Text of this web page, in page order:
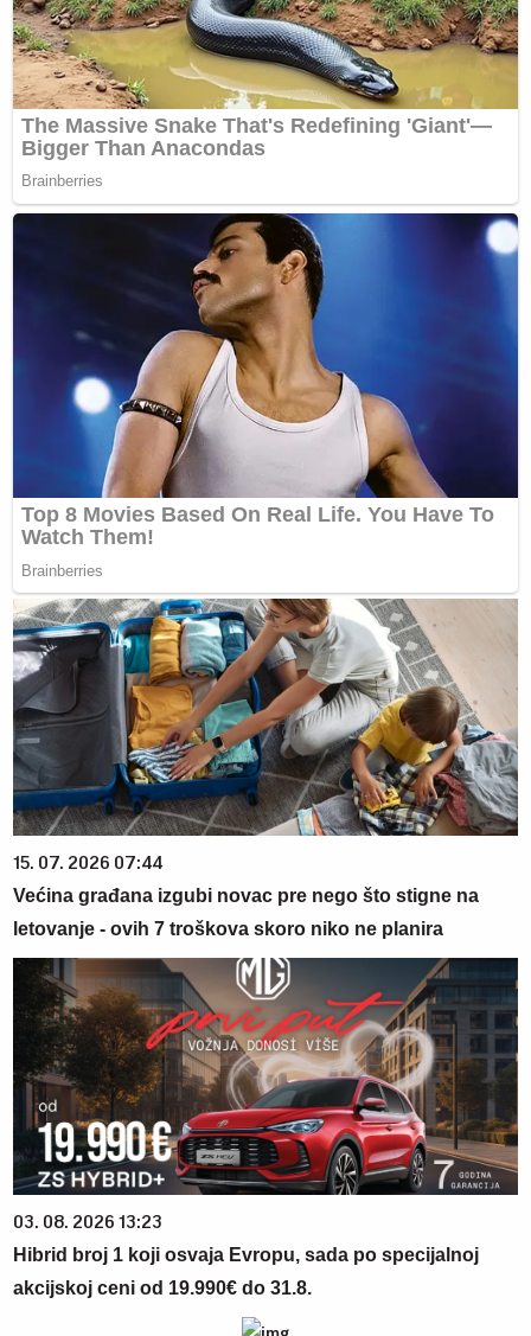
15. 07. 2026 07:44
Većina građana izgubi novac pre nego što stigne na
letovanje - ovih 7 troškova skoro niko ne planira
03. 08. 2026 13:23
Hibrid broj 1 koji osvaja Evropu, sada po specijalnoj
akcijskoj ceni od 19.990€ do 31.8.